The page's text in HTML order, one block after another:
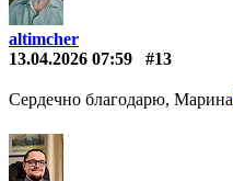
altimcher
13.04.2026 07:59
#13
Сердечно благодарю, Марина